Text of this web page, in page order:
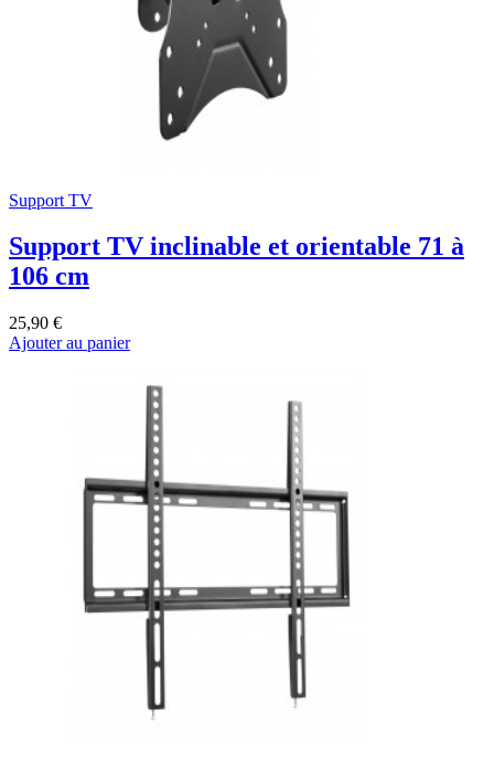
Support TV
Support TV inclinable et orientable 71 à
106 cm
25,90 €
Ajouter au panier